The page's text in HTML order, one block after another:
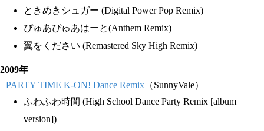
ときめきシュガー (Digital Power Pop Remix)
ぴゅあぴゅあはーと(Anthem Remix)
翼をください (Remastered Sky High Remix)
2009年
PARTY TIME K-ON! Dance Remix （SunnyVale）
ふわふわ時間 (High School Dance Party Remix [album
version])